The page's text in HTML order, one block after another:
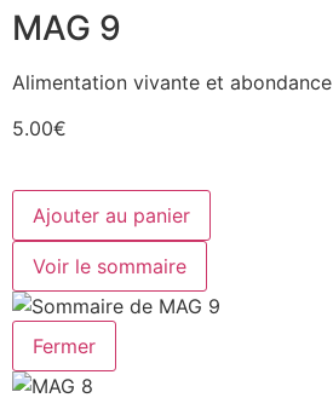
MAG 9
Alimentation vivante et abondance
5.00€
Ajouter au panier
Voir le sommaire
Fermer